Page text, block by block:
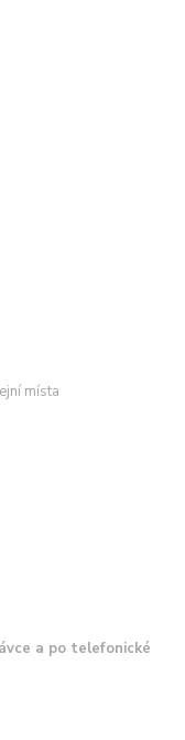
místa
a po telefonické